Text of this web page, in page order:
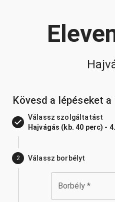
Kövesd a lépéseket
Válassz szolgáltatást
Hajvágás (kb. 40 perc) -
2 Válassz borbélyt
Borbély *